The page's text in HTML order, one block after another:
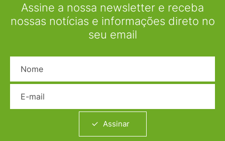
Assine a nossa newsletter e receba
nossas notícias e informações direto no
seu email
Assinar